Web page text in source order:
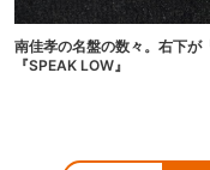
南佳孝の名盤の数々。右下が
『SPEAK LOW』